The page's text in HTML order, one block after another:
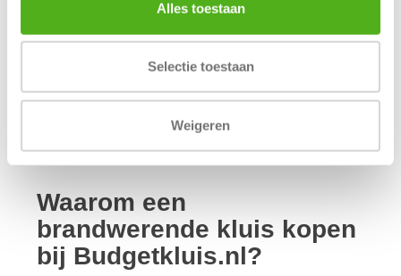
Alles toestaan
Selectie toestaan
Weigeren
zoals USB-sticks, externe schijven of
geheugenkaarten is een gespecialiseerde kluis
veel modellen bovendien weerstand tegen
als de brand zelf. Zo bescherm je met één
gemoedsrust op de lange termijn.
Waarom een
brandwerende kluis kopen
bij Budgetkluis.nl?